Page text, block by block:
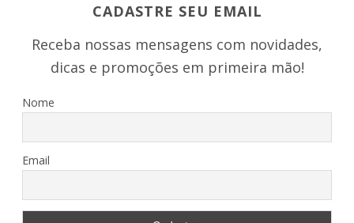
CADASTRE SEU EMAIL
Receba nossas mensagens com novidades,
dicas e promoções em primeira mão!
Nome
Email